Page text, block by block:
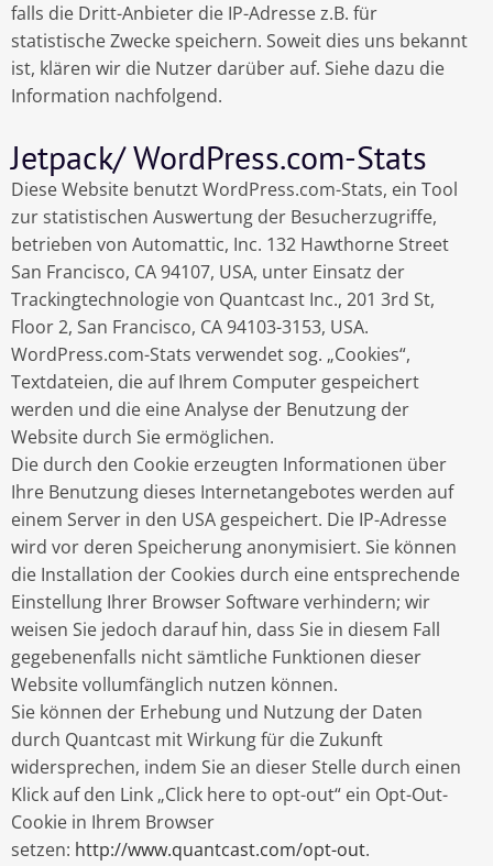
falls die Dritt-Anbieter die IP-Adresse z.B. für
statistische Zwecke speichern. Soweit dies uns bekannt
ist, klären wir die Nutzer darüber auf. Siehe dazu die
Information nachfolgend.
Jetpack/ WordPress.com-Stats
Diese Website benutzt WordPress.com-Stats, ein Tool
zur statistischen Auswertung der Besucherzugriffe,
betrieben von Automattic, Inc. 132 Hawthorne Street
San Francisco, CA 94107, USA, unter Einsatz der
Trackingtechnologie von Quantcast Inc., 201 3rd St,
Floor 2, San Francisco, CA 94103-3153, USA.
WordPress.com-Stats verwendet sog. „Cookies“,
Textdateien, die auf Ihrem Computer gespeichert
werden und die eine Analyse der Benutzung der
Website durch Sie ermöglichen.
Die durch den Cookie erzeugten Informationen über
Ihre Benutzung dieses Internetangebotes werden auf
einem Server in den USA gespeichert. Die IP-Adresse
wird vor deren Speicherung anonymisiert. Sie können
die Installation der Cookies durch eine entsprechende
Einstellung Ihrer Browser Software verhindern; wir
weisen Sie jedoch darauf hin, dass Sie in diesem Fall
gegebenenfalls nicht sämtliche Funktionen dieser
Website vollumfänglich nutzen können.
Sie können der Erhebung und Nutzung der Daten
durch Quantcast mit Wirkung für die Zukunft
widersprechen, indem Sie an dieser Stelle durch einen
Klick auf den Link „Click here to opt-out“ ein Opt-Out-
Cookie in Ihrem Browser
setzen: http://www.quantcast.com/opt-out.